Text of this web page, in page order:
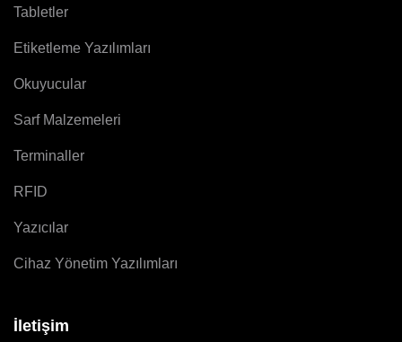
Tabletler
Etiketleme Yazılımları
Okuyucular
Sarf Malzemeleri
Terminaller
RFID
Yazıcılar
Cihaz Yönetim Yazılımları
İletişim